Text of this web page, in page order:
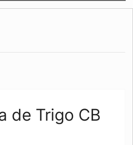
de Trigo CB